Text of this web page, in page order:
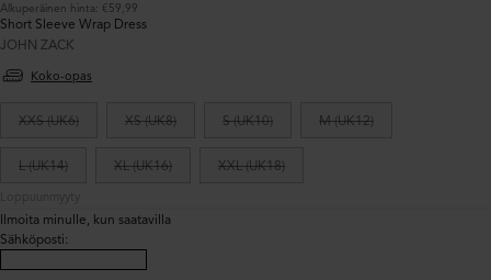
Alkuperäinen hinta: €59,99
Short Sleeve Wrap Dress
JOHN ZACK
Koko-opas
XXS (UK6) XS (UK8) S (UK10) M (UK12)
L (UK14) XL (UK16) XXL (UK18)
Ilmoita minulle, kun saatavilla
Sähköposti: